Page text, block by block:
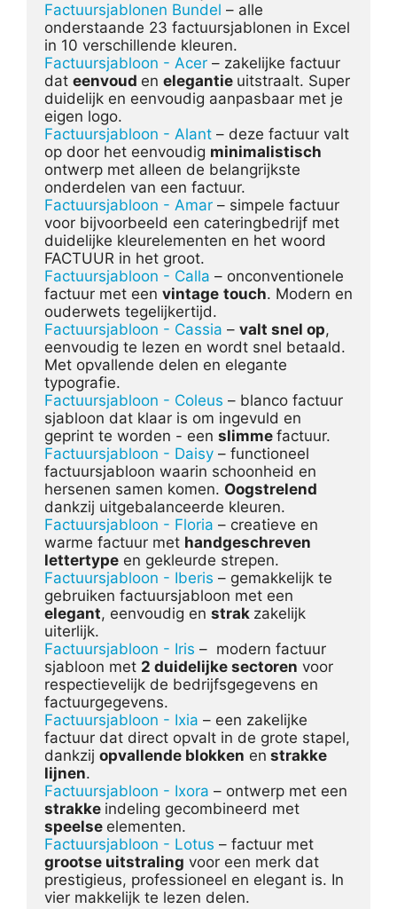
Factuursjablonen Bundel – alle
onderstaande 23 factuursjablonen in Excel
Factuursjabloon - Acer – zakelijke factuur
dat eenvoud en elegantie uitstraalt. Super
duidelijk en eenvoudig aanpasbaar met je
Factuursjabloon - Alant – deze factuur valt
op door het eenvoudig minimalistisch
ontwerp met alleen de belangrijkste
Factuursjabloon - Amar – simpele factuur
voor bijvoorbeeld een cateringbedrijf met
duidelijke kleurelementen en het woord
Factuursjabloon - Calla – onconventionele
factuur met een vintage touch. Modern en
Factuursjabloon - Cassia – valt snel op,
eenvoudig te lezen en wordt snel betaald.
Met opvallende delen en elegante
Factuursjabloon - Coleus – blanco factuur
sjabloon dat klaar is om ingevuld en
geprint te worden - een slimme
Factuursjabloon - Daisy – functioneel
factuursjabloon waarin schoonheid en
hersenen samen komen.
Factuursjabloon - Floria – creatieve en
warme factuur met handgeschreven
lettertype
Factuursjabloon - Iberis – gemakkelijk te
elegant, eenvoudig en strak zakelijk
Factuursjabloon - Iris –  modern factuur
sjabloon met 2 duidelijke sectoren voor
respectievelijk de bedrijfsgegevens en
Factuursjabloon - Ixia – een zakelijke
factuur dat direct opvalt in de grote stapel,
dankzij opvallende blokken en strakke
lijnen
Factuursjabloon - Ixora
strakke
speelse
Factuursjabloon - Lotus
grootse uitstraling voor een merk dat
prestigieus, professioneel en elegant is. In